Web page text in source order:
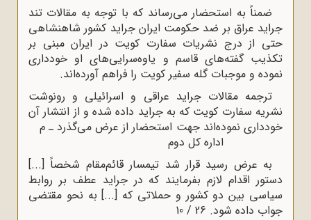
ضمناً به استحضار می‌رساند که با توجه به مقالات تند
جراید عراق بر ضد حکومت ایران جراید کشور شاهنشاهی
حتی از درج نشریات سفارت کویت در ایران مبنی بر
تکذیب گفته‌های قاسم و یاوه‌سرایی‌های او خودداری
نموده و موجبات گله سفیر کویت را فراهم آورده‌اند.
ترجمه مقالات جراید عراقی و اسرائیلی و رونوشت
نشریه سفارت کویت که به جراید داده شده و از انتشار آن
خودداری نموده‌اند جهت استحضار از عرض می‌گذرد ـ م
اداره کل دوم
به عرض رسید قرار شد تیمسار قائم‌مقام شخصاً [...]
دستور اقدام لازم بفرمایند که در جراید عطف بر روابط
سیاسی بین دو کشور و حملاتی که [...] به نحو مقتضی
جواب داده شود. 26 / 10